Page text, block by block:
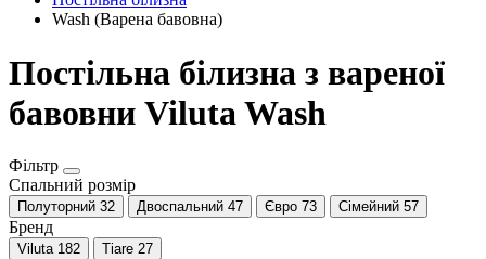
Wash (Варена бавовна)
Постільна білизна з вареної
бавовни Viluta Wash
Фільтр
Спальний розмір
Полуторний 32 Двоспальний 47 Євро 73 Сімейний 57
Бренд
Viluta 182 Tiare 27